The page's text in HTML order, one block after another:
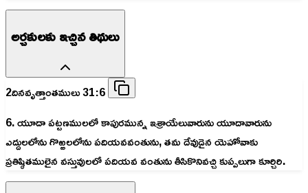
అర్చకులకు ఇచ్చిన తిథులు
2దినవృత్తాంతములు 31:6
6. యూదా పట్టణములలో కాపురమున్న ఇశ్రాయేలువారును యూదావారును
ఎద్దులలోను గొఱ్ఱలలోను పదియవవంతును, తమ దేవుడైన యెహోవాకు
ప్రతిష్ఠితములైన వస్తువులలో పదియవ వంతును తీసికొనివచ్చి కుప్పలుగా కూర్చిరి.